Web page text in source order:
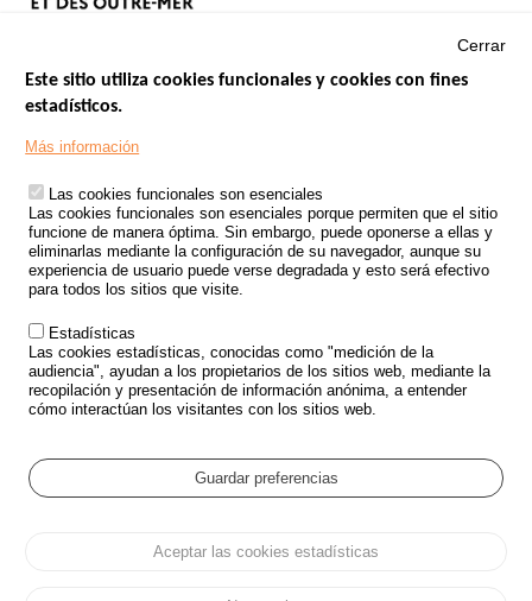
Footer
TRATAMIENTO DE DATOS PERSONALES PROCEDENTES DE
ACCIDENTES DE TRÁFICO
ESTUDIOS
CONVOCATORIA DE PROYECTOS DE ESTUDIOS
POLÍTICA DE SEGURIDAD VIAL
Outils
EVENTOS
GLOSARIO
Cookie settings
Protección de datos y CookiesAdministrar las cookies
Cerrar
Este sitio utiliza cookies funcionales y cookies con fines
estadísticos.
Más información
Las cookies funcionales son esenciales
Las cookies funcionales son esenciales porque permiten que el sitio
funcione de manera óptima. Sin embargo, puede oponerse a ellas y
eliminarlas mediante la configuración de su navegador, aunque su
experiencia de usuario puede verse degradada y esto será efectivo
para todos los sitios que visite.
Estadísticas
Las cookies estadísticas, conocidas como "medición de la
audiencia", ayudan a los propietarios de los sitios web, mediante la
recopilación y presentación de información anónima, a entender
cómo interactúan los visitantes con los sitios web.
Guardar preferencias
Aceptar las cookies estadísticas